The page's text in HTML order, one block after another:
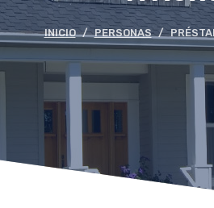
INICIO PERSONAS